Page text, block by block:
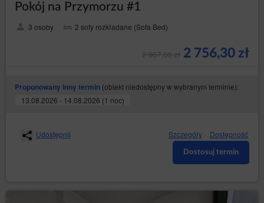
Pokój na Przymorzu #1
3 osoby 2 sofy rozkładane (Sofa Bed)
2 907,00 zł 2 756,30 zł
Proponowany inny termin (obiekt niedostępny w wybranym terminie):
13.08.2026 - 14.08.2026 (1 noc)
Udostępnij Szczegóły Dostępność
Dostosuj termin